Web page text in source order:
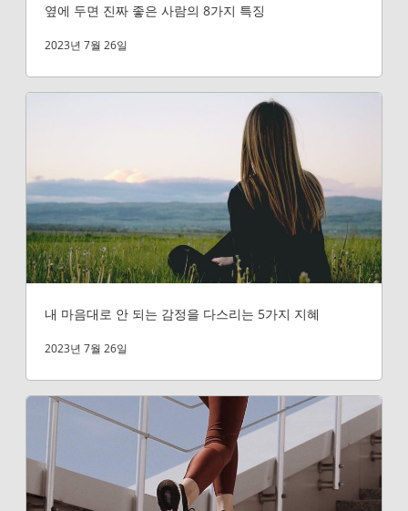
옆에 두면 진짜 좋은 사람의 8가지 특징
2023년 7월 26일
내 마음대로 안 되는 감정을 다스리는 5가지 지혜
2023년 7월 26일